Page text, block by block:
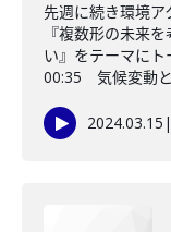
先週に続き環境ア
『複数形の未来
い』をテーマに
00:35 気候変動
2024.03.15 |